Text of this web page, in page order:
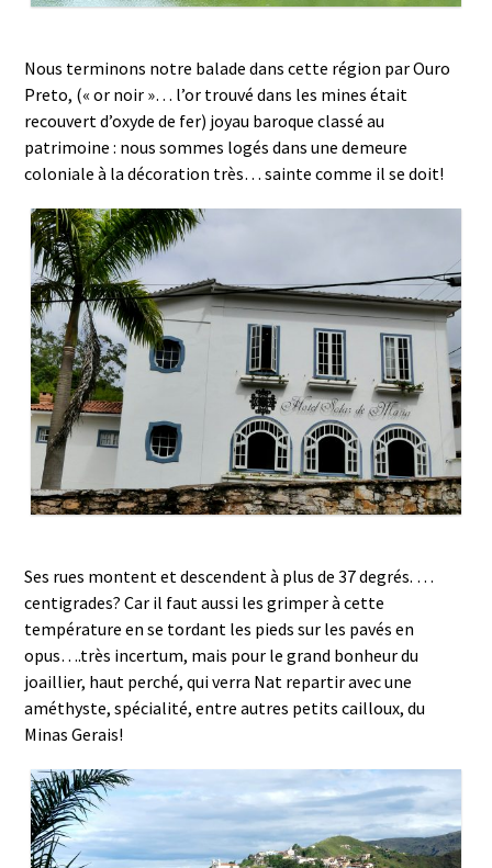
Nous terminons notre balade dans cette région par Ouro
Preto, (« or noir »… l’or trouvé dans les mines était
recouvert d’oxyde de fer) joyau baroque classé au
patrimoine : nous sommes logés dans une demeure
coloniale à la décoration très… sainte comme il se doit!
Ses rues montent et descendent à plus de 37 degrés. …
centigrades? Car il faut aussi les grimper à cette
température en se tordant les pieds sur les pavés en
opus….très incertum, mais pour le grand bonheur du
joaillier, haut perché, qui verra Nat repartir avec une
améthyste, spécialité, entre autres petits cailloux, du
Minas Gerais!